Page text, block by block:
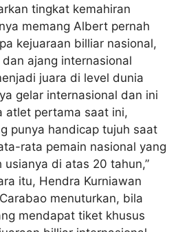
tingkat kemahiran
memang Albert pernah
kejuaraan billiar nasional,
ajang internasional
juara di level dunia
gelar internasional dan ini
atlet pertama saat ini,
punya handicap tujuh saat
rata pemain nasional yang
di atas 20 tahun,”
itu, Hendra Kurniawan
menuturkan, bila
mendapat tiket khusus